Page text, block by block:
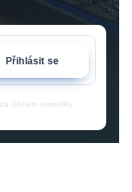
Přihlásit se
za účelem rozesílky